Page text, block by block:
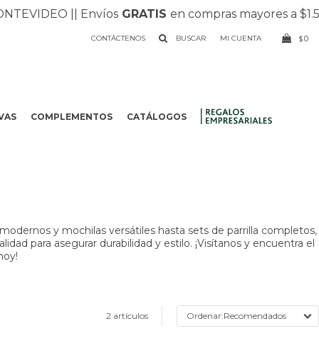
|| EnvíosGRATISen compras mayores a $1.500
COMPLEMENTOS CATÁLOGOS
CONTÁCTENOS $0
y mochilas versátiles hasta sets de parrilla completos,
para asegurar durabilidad y estilo. ¡Visítanos y encuentra el
2 artículos Recomendados